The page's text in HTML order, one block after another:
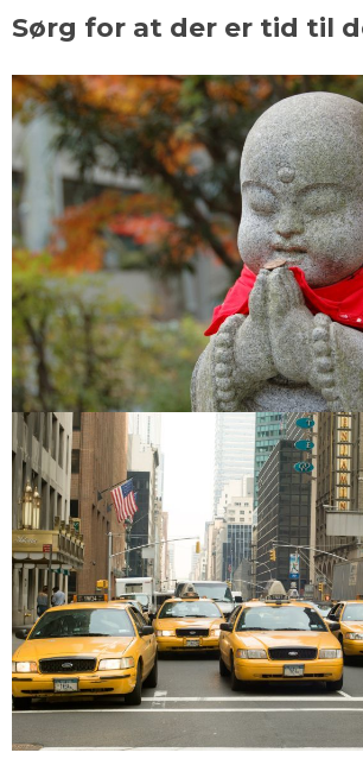
Sørg for at der er tid til